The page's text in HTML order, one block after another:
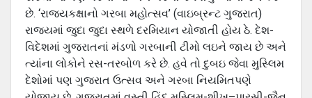
છે. ‘રાજયકક્ષાનો ગરબા મહોત્સવ’ (વાઇબ્રન્ટ ગુજરાત)
રાજયમાં જુદા જુદા સ્થળે દરમિયાન યોજાતી હોય ઠે. દેશ-
વિદેશમાં ગુજરાતનાં મંડળો ગરબાની ટીમો લઇને જાય છે અને
ત્યાંના લોકોને રસ-તરબોળ કરે છે. હવે તો દુબઇ જેવા મુસ્લિમ
દેશોમાં પણ ગુજરાત ઉત્સવ અને ગરબા નિયમિતપણે